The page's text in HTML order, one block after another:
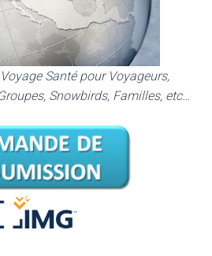
Santé pour Voyageurs,
Snowbirds, Familles, etc…